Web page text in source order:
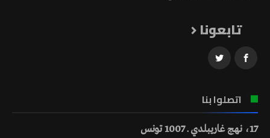
تابعونا
اتصلوا بنا
17، نهج غاريبلدي ـ 1007 تونس